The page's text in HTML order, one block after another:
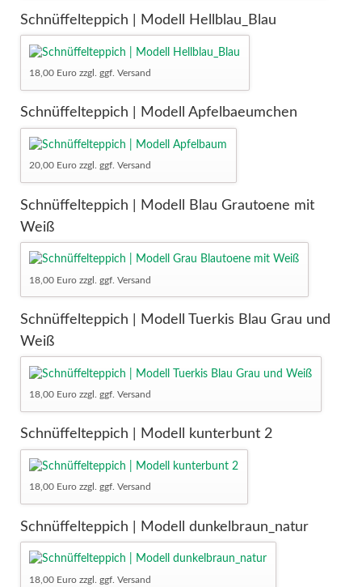
Schnüffelteppich | Modell Hellblau_Blau
18,00 Euro zzgl. ggf. Versand
Schnüffelteppich | Modell Apfelbaeumchen
20,00 Euro zzgl. ggf. Versand
Schnüffelteppich | Modell Blau Grautoene mit
Weiß
18,00 Euro zzgl. ggf. Versand
Schnüffelteppich | Modell Tuerkis Blau Grau und
Weiß
18,00 Euro zzgl. ggf. Versand
Schnüffelteppich | Modell kunterbunt 2
18,00 Euro zzgl. ggf. Versand
Schnüffelteppich | Modell dunkelbraun_natur
18,00 Euro zzgl. ggf. Versand